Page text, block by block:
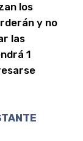
los
y no
las
1